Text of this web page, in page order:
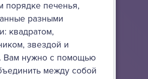
порядке печенья,
разными
квадратом,
звездой и
Вам нужно с помощью
между собой